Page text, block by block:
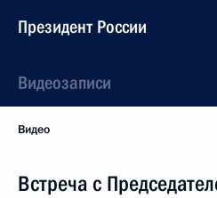
Президент России
Видеозаписи
Видео
Встреча с